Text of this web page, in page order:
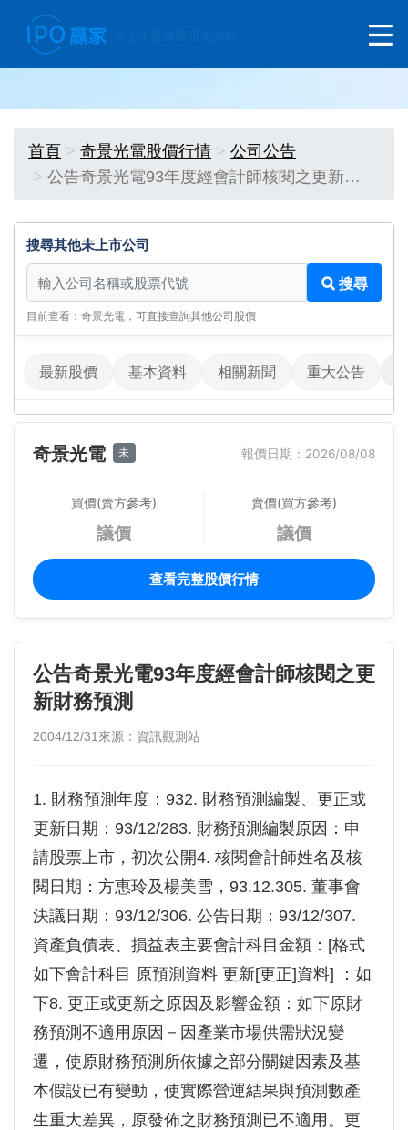
首頁 奇景光電股價行情
公司公告
公告奇景光電93年度經會計師核閱之更新…
搜尋其他未上市公司
搜尋其他未上市公司
搜尋
目前查看：奇景光電，可直接查詢其他公司股價
最新股價 基本資料 相關新聞 重大公告
奇景光電 未 報價日期：2026/08/08
買價(賣方參考)
議價
賣價(買方參考)
議價
查看完整股價行情
公告奇景光電93年度經會計師核閱之更
新財務預測
2004/12/31 來源：資訊觀測站
1. 財務預測年度：932. 財務預測編製、更正或
更新日期：93/12/283. 財務預測編製原因：申
請股票上市，初次公開4. 核閱會計師姓名及核
閱日期：方惠玲及楊美雪，93.12.305. 董事會
決議日期：93/12/306. 公告日期：93/12/307.
資產負債表、損益表主要會計科目金額：[格式
如下會計科目 原預測資料 更新[更正]資料] ：如
下8. 更正或更新之原因及影響金額：如下原財
務預測不適用原因－因產業市場供需狀況變
遷，使原財務預測所依據之部分關鍵因素及基
本假設已有變動，使實際營運結果與預測數產
生重大差異，原發佈之財務預測已不適用。更